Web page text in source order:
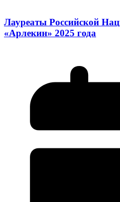
Лауреаты Российской
«Арлекин» 2025 года